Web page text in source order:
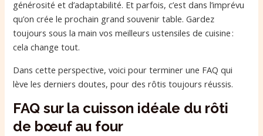
générosité et d’adaptabilité. Et parfois, c’est dans l’imprévu
qu’on crée le prochain grand souvenir table. Gardez
toujours sous la main vos meilleurs ustensiles de cuisine :
cela change tout.
Dans cette perspective, voici pour terminer une FAQ qui
lève les derniers doutes, pour des rôtis toujours réussis.
FAQ sur la cuisson idéale du rôti
de bœuf au four